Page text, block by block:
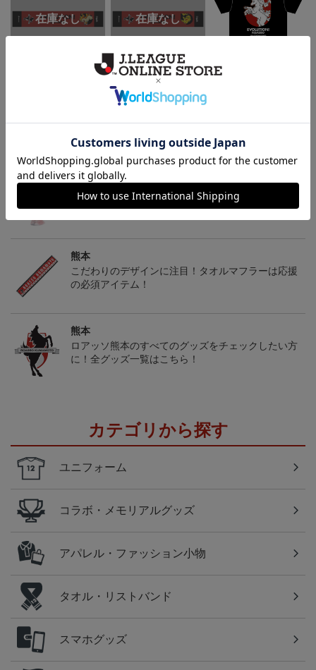
ロアッソ熊本 ギャロッ
ロアッソ熊本 ピカチュ
ウ タオルマフラー
2,500円
ロアッソ熊本 ギャロッ
トピックス
熊本
身近にさりげなくロアッソを。多彩なデザインのキ
ーホルダーはこちらから
熊本
こだわりのデザインに注目！タオルマフラーは応援
の必須アイテム！
熊本
ロアッソ熊本のすべてのグッズをチェックしたい方
に！全グッズ一覧はこちら！
カテゴリから探す
ユニフォーム
コラボ・メモリアルグッズ
アパレル・ファッション小物
タオル・リストバンド
スマホグッズ